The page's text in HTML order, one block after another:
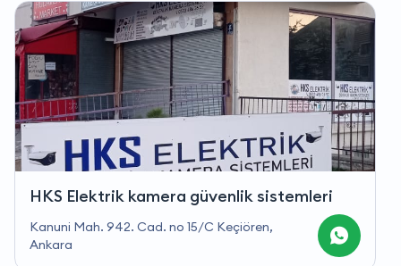
HKS Elektrik kamera güvenlik sistemleri
Kanuni Mah. 942. Cad. no 15/C Keçiören,
Ankara